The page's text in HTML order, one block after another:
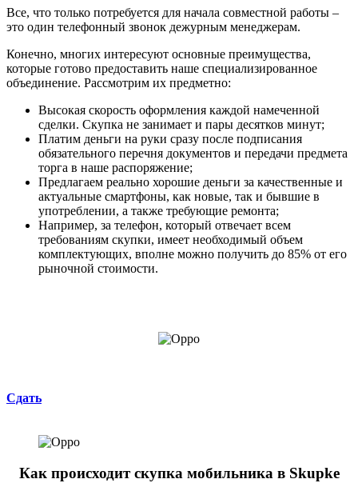
Все, что только потребуется для начала совместной работы –
это один телефонный звонок дежурным менеджерам.
Конечно, многих интересуют основные преимущества,
которые готово предоставить наше специализированное
объединение. Рассмотрим их предметно:
Высокая скорость оформления каждой намеченной
сделки. Скупка не занимает и пары десятков минут;
Платим деньги на руки сразу после подписания
обязательного перечня документов и передачи предмета
торга в наше распоряжение;
Предлагаем реально хорошие деньги за качественные и
актуальные смартфоны, как новые, так и бывшие в
употреблении, а также требующие ремонта;
Например, за телефон, который отвечает всем
требованиям скупки, имеет необходимый объем
комплектующих, вполне можно получить до 85% от его
рыночной стоимости.
Сдать
Как происходит скупка мобильника в Skupke